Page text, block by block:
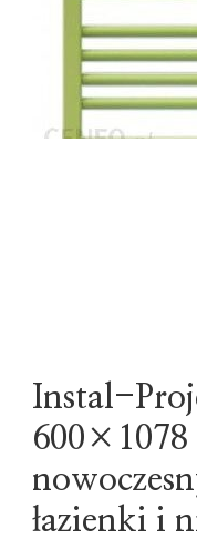
Instal-
łazienki i